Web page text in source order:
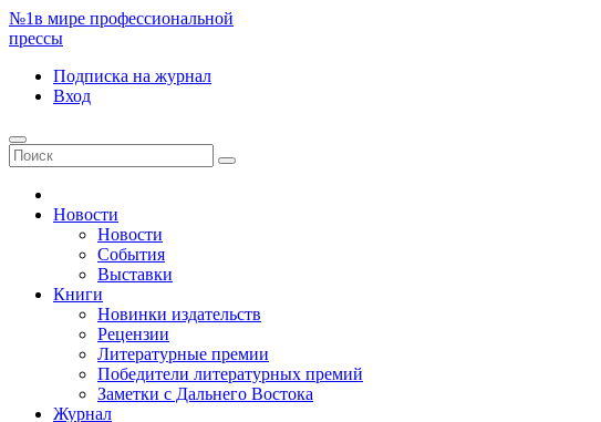
№1в мире профессиональной
прессы
Подписка на журнал
Вход
Новости
Новости
События
Выставки
Книги
Новинки издательств
Рецензии
Литературные премии
Победители литературных премий
Заметки с Дальнего Востока
Журнал